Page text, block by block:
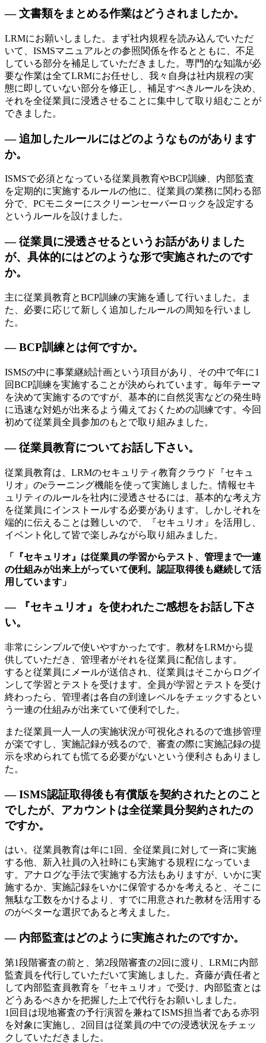
— 文書類をまとめる作業はどうされましたか。
LRMにお願いしました。まず社内規程を読み込んでいただ
いて、ISMSマニュアルとの参照関係を作るとともに、不足
している部分を補足していただきました。専門的な知識が必
要な作業は全てLRMにお任せし、我々自身は社内規程の実
態に即していない部分を修正し、補足すべきルールを決め、
それを全従業員に浸透させることに集中して取り組むことが
できました。
— 追加したルールにはどのようなものがあります
か。
ISMSで必須となっている従業員教育やBCP訓練、内部監査
を定期的に実施するルールの他に、従業員の業務に関わる部
分で、PCモニターにスクリーンセーバーロックを設定する
というルールを設けました。
— 従業員に浸透させるというお話がありました
が、具体的にはどのような形で実施されたのです
か。
主に従業員教育とBCP訓練の実施を通して行いました。ま
た、必要に応じて新しく追加したルールの周知を行いまし
た。
— BCP訓練とは何ですか。
ISMSの中に事業継続計画という項目があり、その中で年に1
回BCP訓練を実施することが決められています。毎年テーマ
を決めて実施するのですが、基本的に自然災害などの発生時
に迅速な対処が出来るよう備えておくための訓練です。今回
初めて従業員全員参加のもとで取り組みました。
— 従業員教育についてお話し下さい。
従業員教育は、LRMのセキュリティ教育クラウド『セキュ
リオ』のeラーニング機能を使って実施しました。情報セキ
ュリティのルールを社内に浸透させるには、基本的な考え方
を従業員にインストールする必要があります。しかしそれを
端的に伝えることは難しいので、『セキュリオ』を活用し、
イベント化して皆で楽しみながら取り組みました。
「『セキュリオ』は従業員の学習からテスト、管理まで一連
の仕組みが出来上がっていて便利。認証取得後も継続して活
用しています」
— 『セキュリオ』を使われたご感想をお話し下さ
い。
非常にシンプルで使いやすかったです。教材をLRMから提
供していただき、管理者がそれを従業員に配信します。
すると従業員にメールが送信され、従業員はそこからログイ
ンして学習とテストを受けます。全員が学習とテストを受け
終わったら、管理者は各自の到達レベルをチェックするとい
う一連の仕組みが出来ていて便利でした。
また従業員一人一人の実施状況が可視化されるので進捗管理
が楽ですし、実施記録が残るので、審査の際に実施記録の提
示を求められても慌てる必要がないという便利さもありまし
た。
— ISMS認証取得後も有償版を契約されたとのこと
でしたが、アカウントは全従業員分契約されたの
ですか。
はい。従業員教育は年に1回、全従業員に対して一斉に実施
する他、新入社員の入社時にも実施する規程になっていま
す。アナログな手法で実施する方法もありますが、いかに実
施するか、実施記録をいかに保管するかを考えると、そこに
無駄な工数をかけるより、すでに用意された教材を活用する
のがベターな選択であると考えました。
— 内部監査はどのように実施されたのですか。
第1段階審査の前と、第2段階審査の2回に渡り、LRMに内部
監査員を代行していただいて実施しました。斉藤が責任者と
して内部監査員教育を『セキュリオ』で受け、内部監査とは
どうあるべきかを把握した上で代行をお願いしました。
1回目は現地審査の予行演習を兼ねてISMS担当者である赤羽
を対象に実施し、2回目は従業員の中での浸透状況をチェッ
クしていただきました。